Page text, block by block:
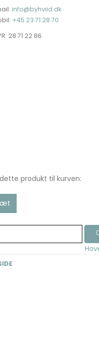
info@byhviid.dk
+45 23 71 28 70
28 71 22 86
produkt til kurven: